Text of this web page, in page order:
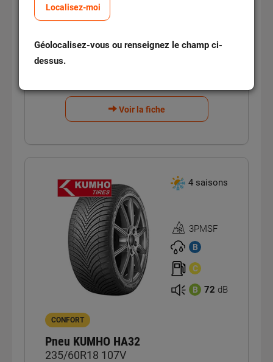
Localisez-moi
Géolocalisez-vous ou renseignez le champ ci-
dessus.
121,95 €
Sur commande
Voir la fiche
4 saisons
Homologation
3PMSF
3PMSF
B
C
B 72 dB
CONFORT
Pneu KUMHO HA32
235/60R18 107V